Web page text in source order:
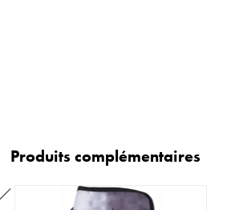
Produits complémentaires